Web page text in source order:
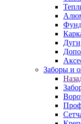
Дуги
Заборы и